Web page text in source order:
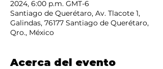
2024, 6:00 p.m. GMT-6
Santiago de Querétaro, Av. Tlacote 1,
Galindas, 76177 Santiago de Querétaro,
Qro., México
Acerca del evento